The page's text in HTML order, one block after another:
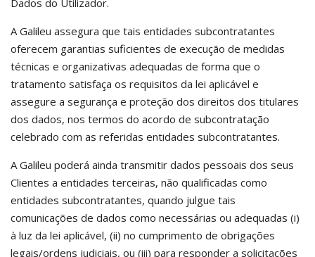
Dados do Utilizador.
A Galileu assegura que tais entidades subcontratantes
oferecem garantias suficientes de execução de medidas
técnicas e organizativas adequadas de forma que o
tratamento satisfaça os requisitos da lei aplicável e
assegure a segurança e proteção dos direitos dos titulares
dos dados, nos termos do acordo de subcontratação
celebrado com as referidas entidades subcontratantes.
A Galileu poderá ainda transmitir dados pessoais dos seus
Clientes a entidades terceiras, não qualificadas como
entidades subcontratantes, quando julgue tais
comunicações de dados como necessárias ou adequadas (i)
à luz da lei aplicável, (ii) no cumprimento de obrigações
legais/ordens judiciais, ou (iii) para responder a solicitações